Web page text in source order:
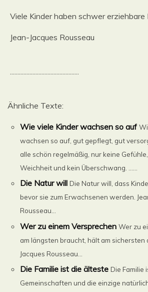
Viele Kinder haben schwer erziehbare
Jean-Jacques Rousseau
..............................................
Ähnliche Texte:
Wie viele Kinder wachsen so auf
wachsen so auf, gut gepflegt, gut
alle schön regelmäßig, nur keine
Weichheit und kein Überschwang. ......
Die Natur will Die Natur will, dass
bevor sie zum Erwachsenen werden.
Rousseau...
Wer zu einem Versprechen Wer zu
am längsten braucht, hält am sichersten
Jacques Rousseau...
Die Familie ist die älteste Die Familie
Gemeinschaften und die einzige